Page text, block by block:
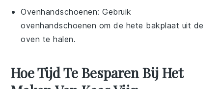
Ovenhandschoenen: Gebruik
ovenhandschoenen om de hete bakplaat uit de
oven te halen.
Hoe Tijd Te Besparen Bij Het